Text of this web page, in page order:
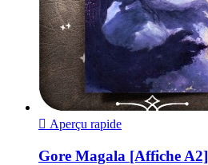
 Aperçu rapide
Gore Magala [Affiche A2]